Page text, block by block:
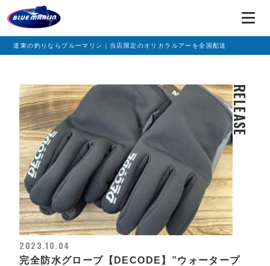
道東の釣りならブルーマリン｜当店限定のオリカラルアーを全国配送
RELEASE
2023.10.04
完全防水グローブ【DECODE】”ウォータープ